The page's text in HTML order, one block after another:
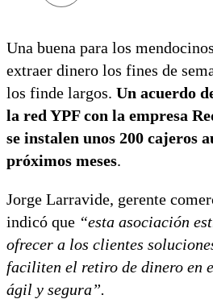
Una buena para los
extraer dinero los fines de
los finde largos. Un acuerdo
la red YPF con la empresa
se instalen unos 200 cajeros
próximos meses.
Jorge Larravide, gerente
indicó que “esta asociación
ofrecer a los clientes
faciliten el retiro de dinero en
ágil y segura”.